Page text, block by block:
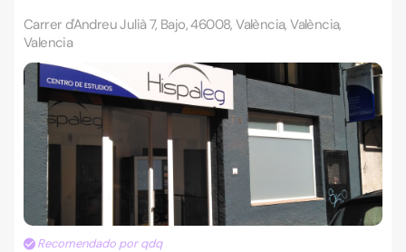
Carrer d'Andreu Julià 7, Bajo, 46008, València, València,
Valencia
Recomendado por qdq